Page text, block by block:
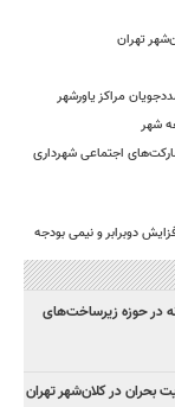
تهران
مراکز یاورشهر
شهر
اجتماعی شهرداری
دوبرابر و نیمی بودجه
در حوزه زیرساخت‏‌های
بحران در کلان‌شهر تهران